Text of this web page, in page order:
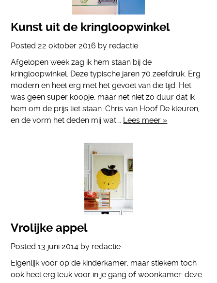
Kunst uit de kringloopwinkel
Posted22 oktober 2016 by redactie
Afgelopen week zag ik hem staan bij de
kringloopwinkel. Deze typische jaren 70 zeefdruk. Erg
modern en heel erg met het gevoel van die tijd. Het
was geen super koopje, maar net niet zo duur dat ik
hem om de prijs liet staan. Chris van Hoof De kleuren,
en de vorm het deden mij wat…. Lees meer »
Vrolijke appel
Posted13 juni 2014 by redactie
Eigenlijk voor op de kinderkamer, maar stiekem toch
ook heel erg leuk voor in je gang of woonkamer: deze